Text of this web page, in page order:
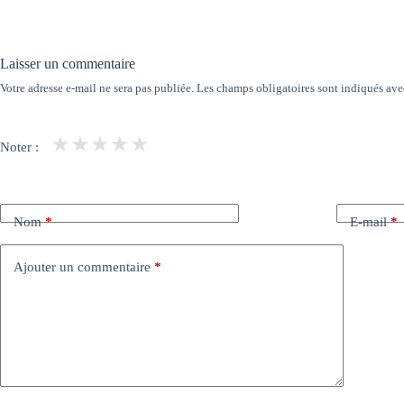
Laisser un commentaire
Votre adresse e-mail ne sera pas publiée. Les champs obligatoires sont indiqués
Noter : ★
★
★
★
★
Nom* E-mail*
Ajouter un commentaire *